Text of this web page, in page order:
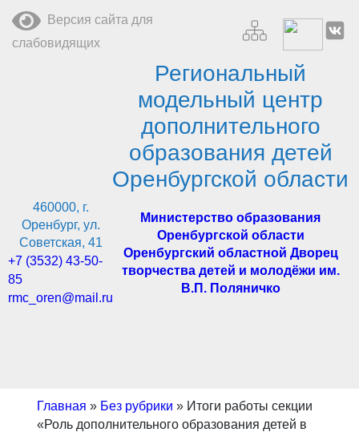
содержимому
Версия сайта для
слабовидящих
Региональный
модельный центр
дополнительного
образования детей
Оренбургской области
460000, г.
Оренбург, ул.
Советская, 41
+7 (3532) 43-50-
85
rmc_oren@mail.ru
Министерство образования
Оренбургской области
Оренбургский областной Дворец
творчества детей и молодёжи им.
В.П. Поляничко
Главная » Без рубрики » Итоги работы секции
«Роль дополнительного образования детей в